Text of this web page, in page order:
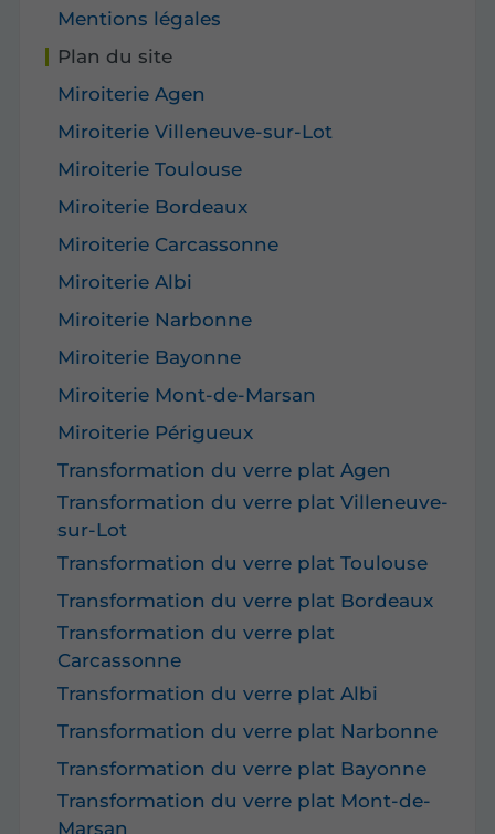
Mentions légales
Plan du site
Miroiterie Agen
Miroiterie Villeneuve-sur-Lot
Miroiterie Toulouse
Miroiterie Bordeaux
Miroiterie Carcassonne
Miroiterie Albi
Miroiterie Narbonne
Miroiterie Bayonne
Miroiterie Mont-de-Marsan
Miroiterie Périgueux
Transformation du verre plat Agen
Transformation du verre plat Villeneuve-
sur-Lot
Transformation du verre plat Toulouse
Transformation du verre plat Bordeaux
Transformation du verre plat
Carcassonne
Transformation du verre plat Albi
Transformation du verre plat Narbonne
Transformation du verre plat Bayonne
Transformation du verre plat Mont-de-
Marsan